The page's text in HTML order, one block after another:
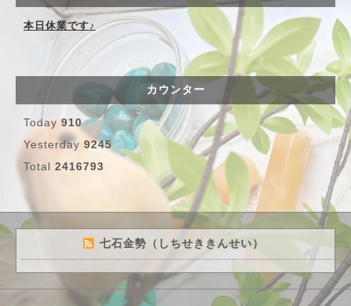
本日休業です♪
カウンター
Today 910
Yesterday 9245
Total 2416793
七石金勢（しちせききんせい）